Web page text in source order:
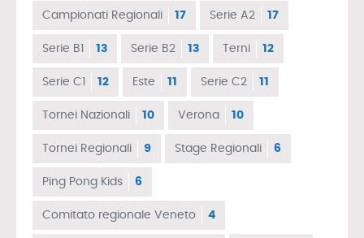
Campionati Regionali 17 Serie A2 17
Serie B1 13 Serie B2 13 Terni 12
Serie C1 12 Este 11 Serie C2 11
Tornei Nazionali 10 Verona 10
Tornei Regionali 9 Stage Regionali 6
Ping Pong Kids 6
Comitato regionale Veneto 4